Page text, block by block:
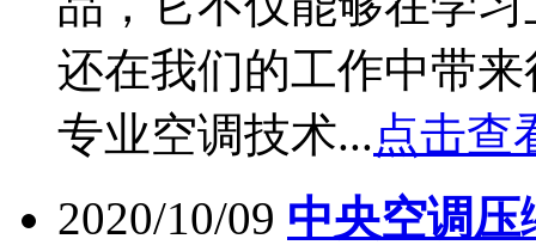
还在我们的工作中带
专业空调技术...点击查
2020/10/09 中央空调